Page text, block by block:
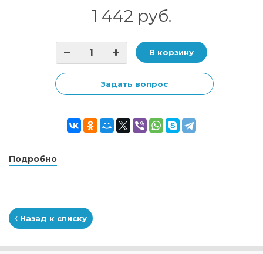
1 442 руб.
В корзину
Задать вопрос
Подробно
Назад к списку